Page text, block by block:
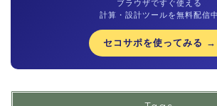
ブラウザですぐ使える
計算・設計ツールを無料配信中
セコサポを使ってみる →